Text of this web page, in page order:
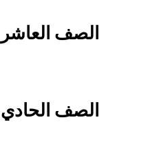
الصف العاشر
الصف